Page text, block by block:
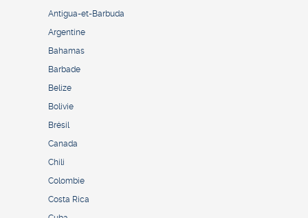
Antigua-et-Barbuda
Argentine
Bahamas
Barbade
Belize
Bolivie
Brésil
Canada
Chili
Colombie
Costa Rica